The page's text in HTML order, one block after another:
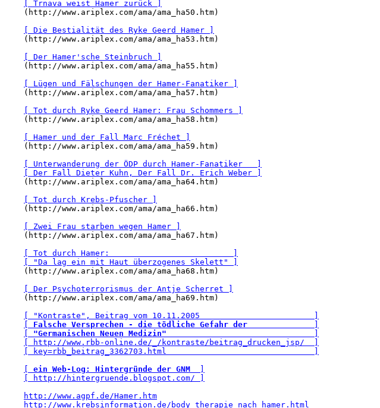
[ Trnava weist Hamer zurück ]
    (http://www.ariplex.com/ama/ama_ha50.htm)
[ Die Bestialität des Ryke Geerd Hamer ]
    (http://www.ariplex.com/ama/ama_ha53.htm)
[ Der Hamer'sche Steinbruch ]
    (http://www.ariplex.com/ama/ama_ha55.htm)
[ Lügen und Fälschungen der Hamer-Fanatiker ]
    (http://www.ariplex.com/ama/ama_ha57.htm)
[ Tot durch Ryke Geerd Hamer: Frau Schommers ]
    (http://www.ariplex.com/ama/ama_ha58.htm)
[ Hamer und der Fall Marc Fréchet ]
    (http://www.ariplex.com/ama/ama_ha59.htm)
[ Unterwanderung der ÖDP durch Hamer-Fanatiker   ]
[ Der Fall Dieter Kuhn, Der Fall Dr. Erich Weber ]
    (http://www.ariplex.com/ama/ama_ha64.htm)
[ Tot durch Krebs-Pfuscher ]
    (http://www.ariplex.com/ama/ama_ha66.htm)
[ Zwei Frau starben wegen Hamer ]
    (http://www.ariplex.com/ama/ama_ha67.htm)
[ Tot durch Hamer:                          ]
[ "Da lag ein mit Haut überzogenes Skelett" ]
    (http://www.ariplex.com/ama/ama_ha68.htm)
[ Der Psychoterrorismus der Antje Scherret ]
    (http://www.ariplex.com/ama/ama_ha69.htm)
[ "Kontraste", Beitrag vom 10.11.2005                        ]
Falsche Versprechen - die tödliche Gefahr der
"Germanischen Neuen Medizin"
[ http://www.rbb-online.de/_/kontraste/beitrag_drucken_jsp/  ]
[ key=rbb_beitrag_3362703.html                               ]
ein Web-Log: Hintergründe der GNM
[ http://hintergruende.blogspot.com/ ]
http://www.agpf.de/Hamer.htm
http://www.krebsinformation.de/body_therapie_nach_hamer.html